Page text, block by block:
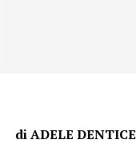
di ADELE DENTICE